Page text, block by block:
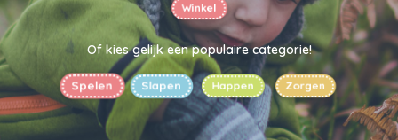
Winkel
Of kies gelijk een populaire categorie!
Spelen Slapen Happen Zorgen